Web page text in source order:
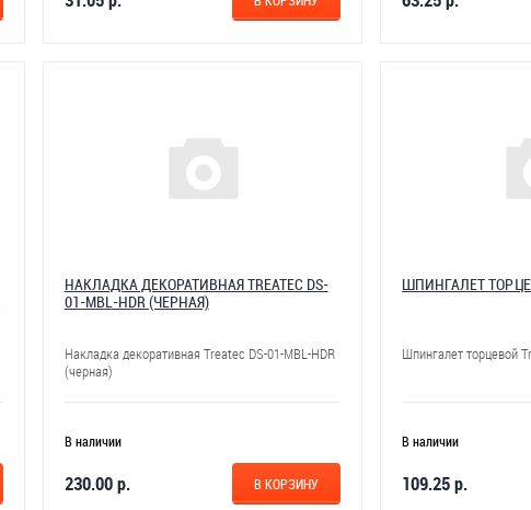
НАКЛАДКА ДЕКОРАТИВНАЯ TREATEC DS-
01-MBL-HDR (ЧЕРНАЯ)
Накладка декоративная Treatec DS-01-MBL-HDR
(черная)
В наличии
230.00 р. В КОРЗИНУ
ШПИНГАЛЕТ
Шпингалет торцевой
В наличии
109.25 р.